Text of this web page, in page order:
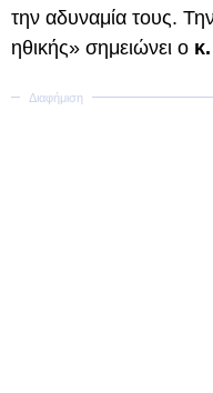
την αδυναμία τους.
ηθικής» σημειώνει ο